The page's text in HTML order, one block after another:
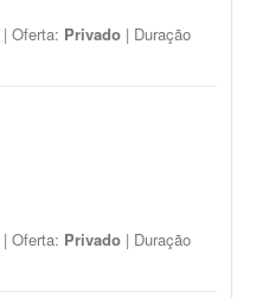
| Oferta: Privado | Duração
| Oferta: Privado | Duração